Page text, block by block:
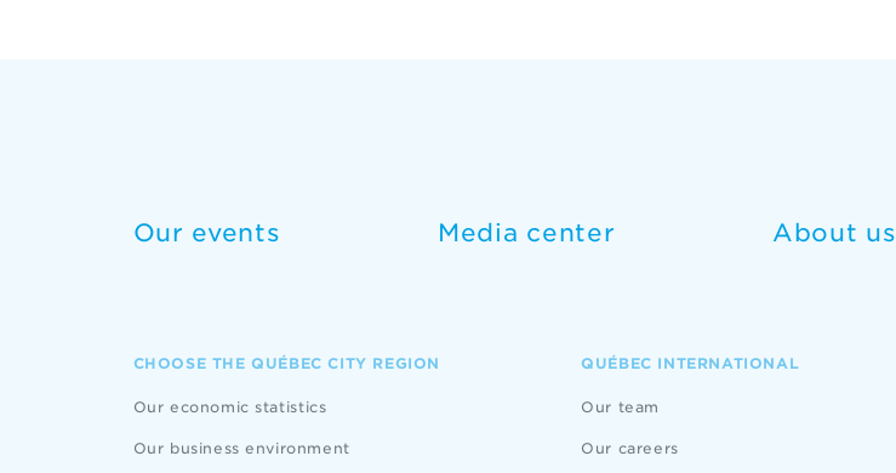
Our events Media center About us
CHOOSE THE QUÉBEC CITY REGION
Our economic statistics
Our business environment
QUÉBEC INTERNATIONAL
Our team
Our careers